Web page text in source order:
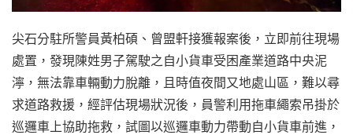
尖石分駐所警員黃柏碩、曾盟軒接獲報案後，立即前往現場
處置，發現陳姓男子駕駛之自小貨車受困產業道路中央泥
濘，無法靠車輛動力脫離，且時值夜間又地處山區，難以尋
求道路救援，經評估現場狀況後，員警利用拖車繩索吊掛於
巡邏車上協助拖救，試圖以巡邏車動力帶動自小貨車前進，